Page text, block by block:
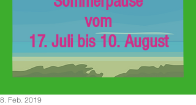
vom
17. Juli bis 10. August
8. Feb. 2019